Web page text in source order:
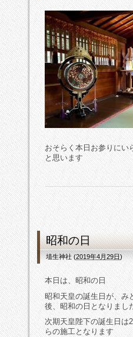
おそらく本日お参りにい
と思います
昭和の日
埴生神社(2019年4月29日)
本日は、昭和の日
昭和天皇の誕生日が、み
後、昭和の日となりまし
次期天皇陛下の誕生日は
らの施工となります